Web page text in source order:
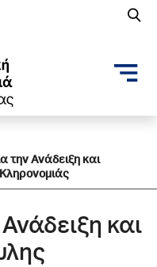
την Ανάδειξη και
και